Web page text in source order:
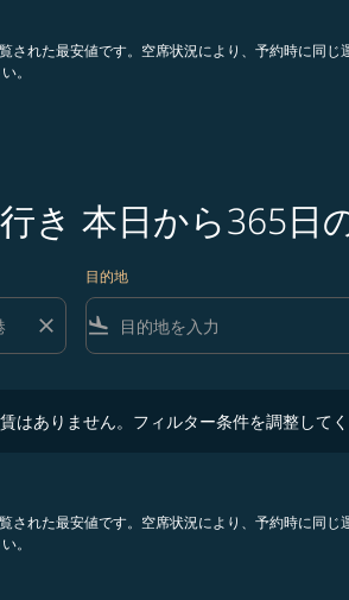
された最安値です。空席状況により、予約時に同
。
き 本日から365日
close
目的地
flight_land
はありません。フィルター条件を調整してく
された最安値です。空席状況により、予約時に同
。